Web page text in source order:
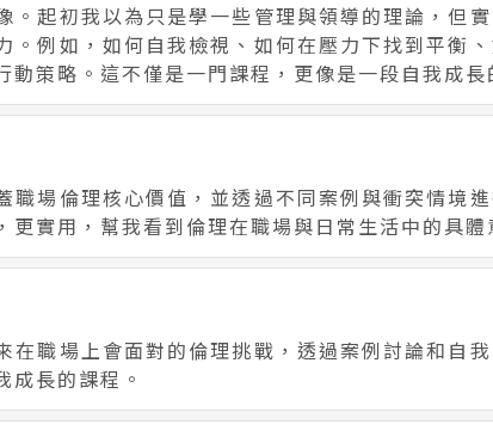
。起初我以為只是學一些管理與領導的理論，但
。例如，如何自我檢視、如何在壓力下找到平衡
動策略。這不僅是一門課程，更像是一段自我成
職場倫理核心價值，並透過不同案例與衝突情境
更實用，幫我看到倫理在職場與日常生活中的具體
在職場上會面對的倫理挑戰，透過案例討論和自
成長的課程。